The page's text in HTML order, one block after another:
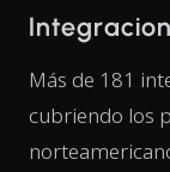
Más de 181
cubriendo los